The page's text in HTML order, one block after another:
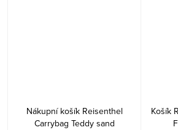
Nákupní košík Reisenthel
Carrybag Teddy sand
Košík